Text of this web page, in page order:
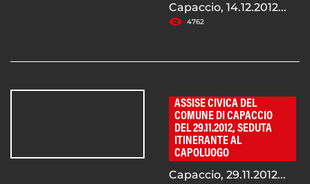
Capaccio, 14.12.2012...
4762
ASSISE CIVICA DEL
COMUNE DI CAPACCIO
DEL 29.11.2012, SEDUTA
ITINERANTE AL
CAPOLUOGO
Capaccio, 29.11.2012...